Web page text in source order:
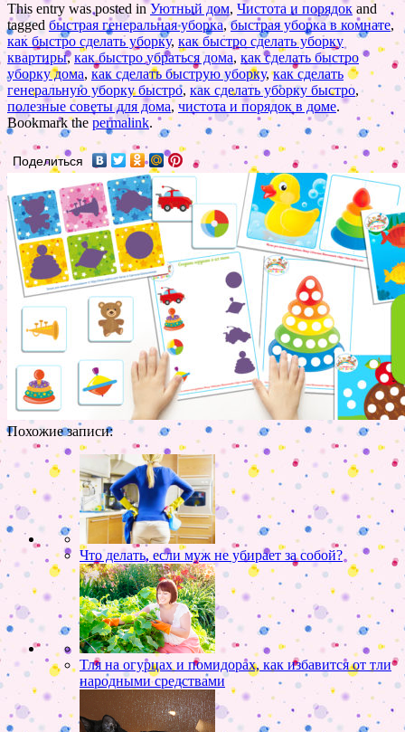
This entry was posted inУютный дом, Чистота и порядок and
tagged быстрая генеральная уборка,быстрая уборка в комнате,
как быстро сделать уборку, как быстро сделать уборку
квартиры,как быстро убраться дома, как сделать быстро
уборку дома, как сделать быструю уборку,как сделать
генеральную уборку быстро, как сделать уборку быстро,
полезные советы для дома,чистота и порядок в доме.
Bookmark the permalink.
Поделиться
Похожие записи:
Что делать, если муж не убирает за собой?
Тля на огурцах и помидорах, как избавится от тли
народными средствами